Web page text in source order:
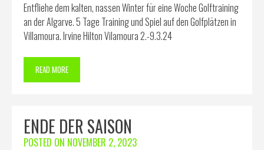
Entfliehe dem kalten, nassen Winter für eine Woche Golftraining
an der Algarve. 5 Tage Training und Spiel auf den Golfplätzen in
Villamoura. Irvine Hilton Vilamoura 2.-9.3.24
READ MORE
ENDE DER SAISON
POSTED ON NOVEMBER 2, 2023